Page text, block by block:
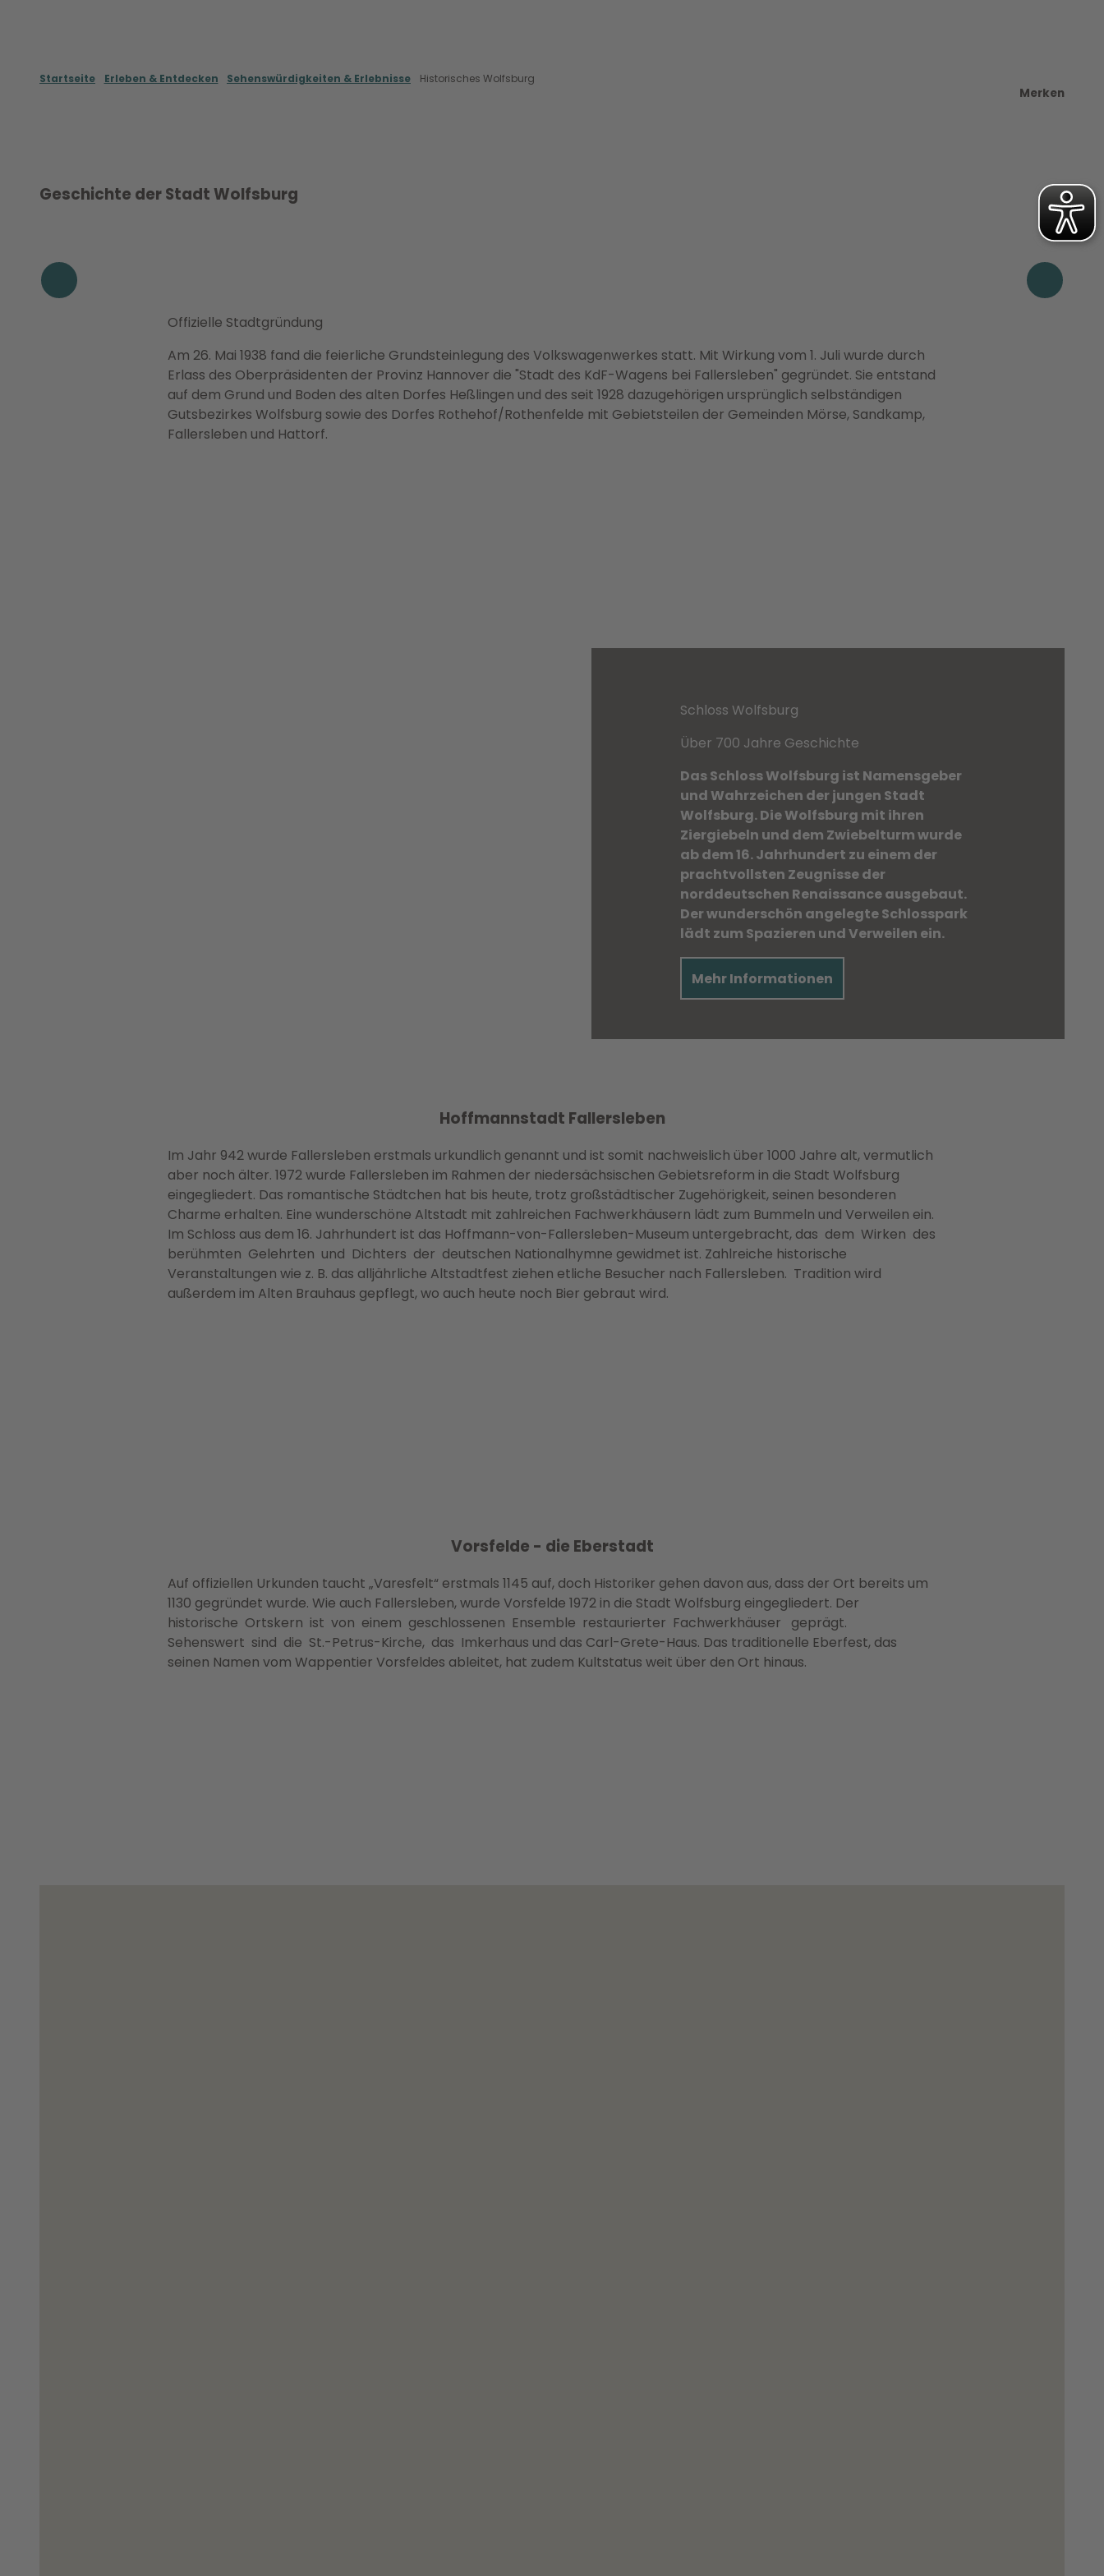
Startseite Erleben & Entdecken Sehenswürdigkeiten & Erlebnisse Historisches Wolfsburg
Merken
Geschichte der Stadt Wolfsburg
Offizielle Stadtgründung
Am 26. Mai 1938 fand die feierliche Grundsteinlegung des Volkswagenwerkes statt. Mit Wirkung vom 1. Juli wurde durch
Erlass des Oberpräsidenten der Provinz Hannover die "Stadt des KdF-Wagens bei Fallersleben" gegründet. Sie entstand
auf dem Grund und Boden des alten Dorfes Heßlingen und des seit 1928 dazugehörigen ursprünglich selbständigen
Gutsbezirkes Wolfsburg sowie des Dorfes Rothehof/Rothenfelde mit Gebietsteilen der Gemeinden Mörse, Sandkamp,
Fallersleben und Hattorf.
Schloss Wolfsburg
Über 700 Jahre Geschichte
Das Schloss Wolfsburg ist Namensgeber
und Wahrzeichen der jungen Stadt
Wolfsburg. Die Wolfsburg mit ihren
Ziergiebeln und dem Zwiebelturm wurde
ab dem 16. Jahrhundert zu einem der
prachtvollsten Zeugnisse der
norddeutschen Renaissance ausgebaut.
Der wunderschön angelegte Schlosspark
lädt zum Spazieren und Verweilen ein.
Mehr Informationen
Hoffmannstadt Fallersleben
Im Jahr 942 wurde Fallersleben erstmals urkundlich genannt und ist somit nachweislich über 1000 Jahre alt, vermutlich
aber noch älter. 1972 wurde Fallersleben im Rahmen der niedersächsischen Gebietsreform in die Stadt Wolfsburg
eingegliedert. Das romantische Städtchen hat bis heute, trotz großstädtischer Zugehörigkeit, seinen besonderen
Charme erhalten. Eine wunderschöne Altstadt mit zahlreichen Fachwerkhäusern lädt zum Bummeln und Verweilen ein.
Im Schloss aus dem 16. Jahrhundert ist das Hoffmann-von-Fallersleben-Museum untergebracht, das dem Wirken des
berühmten Gelehrten und Dichters der deutschen Nationalhymne gewidmet ist. Zahlreiche historische
Veranstaltungen wie z. B. das alljährliche Altstadtfest ziehen etliche Besucher nach Fallersleben. Tradition wird
außerdem im Alten Brauhaus gepflegt, wo auch heute noch Bier gebraut wird.
Vorsfelde - die Eberstadt
Auf offiziellen Urkunden taucht „Varesfelt“ erstmals 1145 auf, doch Historiker gehen davon aus, dass der Ort bereits um
1130 gegründet wurde. Wie auch Fallersleben, wurde Vorsfelde 1972 in die Stadt Wolfsburg eingegliedert. Der
historische Ortskern ist von einem geschlossenen Ensemble restaurierter Fachwerkhäuser geprägt.
Sehenswert sind die St.-Petrus-Kirche, das Imkerhaus und das Carl-Grete-Haus. Das traditionelle Eberfest, das
seinen Namen vom Wappentier Vorsfeldes ableitet, hat zudem Kultstatus weit über den Ort hinaus.